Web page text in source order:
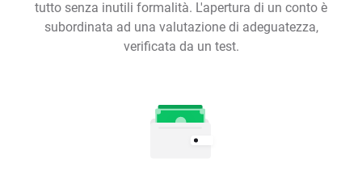
tutto senza inutili formalità. L'apertura di un conto è
subordinata ad una valutazione di adeguatezza,
verificata da un test.